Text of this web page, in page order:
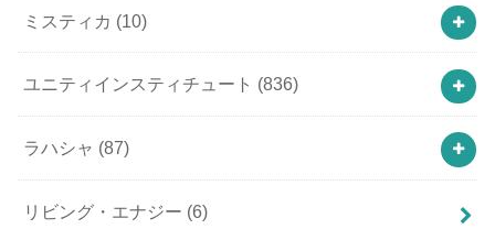
ミスティカ (10)
ユニティインスティチュート (836)
ラハシャ (87)
リビング・エナジー (6)